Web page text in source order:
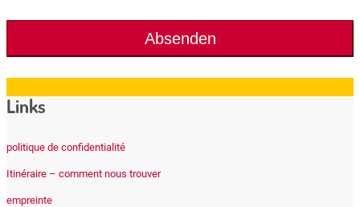
Links
politique de confidentialité
Itinéraire – comment nous trouver
empreinte